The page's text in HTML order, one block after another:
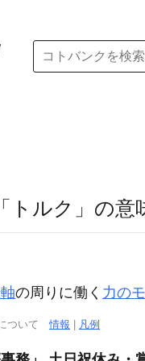
トルク」の意
の周りに働く 力の
について情報 凡例